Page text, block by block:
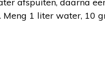
afspuiten, daarna
1 liter water, 10